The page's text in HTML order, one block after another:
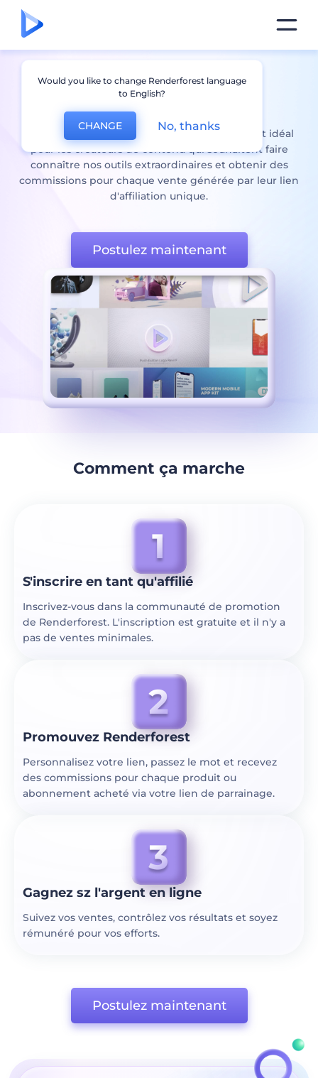
Programme
Renderforest
Le programme d'affiliation de Renderforest est idéal
pour les créateurs de contenu qui souhaitent faire
connaître nos outils extraordinaires et obtenir des
commissions pour chaque vente générée par leur lien
d'affiliation unique.
Postulez maintenant
Comment ça marche
S'inscrire en tant qu'affilié
Inscrivez-vous dans la communauté de promotion
de Renderforest. L'inscription est gratuite et il n'y a
pas de ventes minimales.
Promouvez Renderforest
Personnalisez votre lien, passez le mot et recevez
des commissions pour chaque produit ou
abonnement acheté via votre lien de parrainage.
Gagnez sz l'argent en ligne
Suivez vos ventes, contrôlez vos résultats et soyez
rémunéré pour vos efforts.
Postulez maintenant
Would you like to change Renderforest language
to English?
CHANGE No, thanks